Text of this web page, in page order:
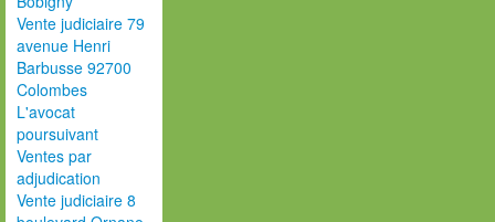
Vente judiciaire 79
avenue Henri
Barbusse 92700
Colombes
L'avocat
poursuivant
Ventes par
adjudication
Vente judiciaire 8